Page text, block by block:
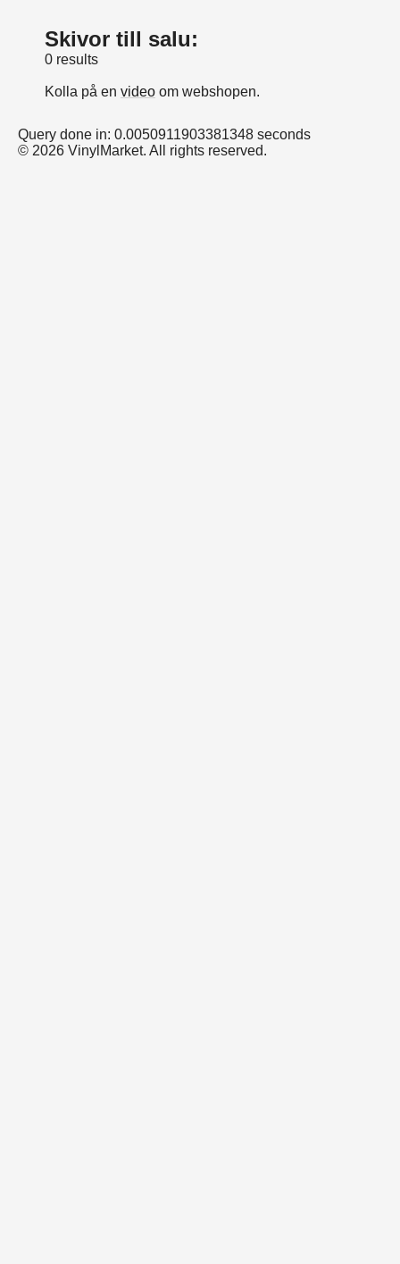
Skivor till salu:
0 results
Kolla på en video om webshopen.
Query done in: 0.0050911903381348 seconds
© 2026 VinylMarket. All rights reserved.